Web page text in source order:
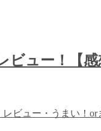
ュー！【感